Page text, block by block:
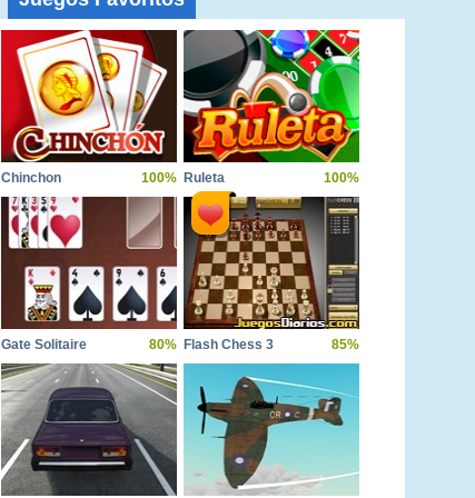
Chinchon 100% Ruleta 100%
Gate Solitaire 80% Flash Chess 3 85%